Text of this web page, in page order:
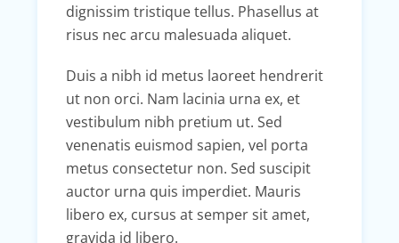
dignissim tristique tellus. Phasellus at
risus nec arcu malesuada aliquet.
Duis a nibh id metus laoreet hendrerit
ut non orci. Nam lacinia urna ex, et
vestibulum nibh pretium ut. Sed
venenatis euismod sapien, vel porta
metus consectetur non. Sed suscipit
auctor urna quis imperdiet. Mauris
libero ex, cursus at semper sit amet,
gravida id libero.